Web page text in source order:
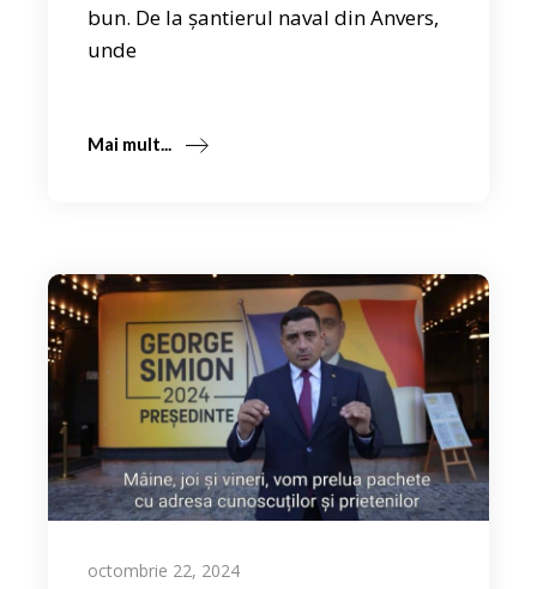
bun. De la șantierul naval din Anvers,
unde
Mai mult...
octombrie 22, 2024